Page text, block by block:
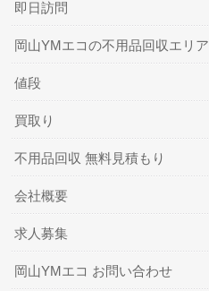
即日訪問
岡山YMエコの不用品回収エリア
値段
買取り
不用品回収 無料見積もり
会社概要
求人募集
岡山YMエコ お問い合わせ